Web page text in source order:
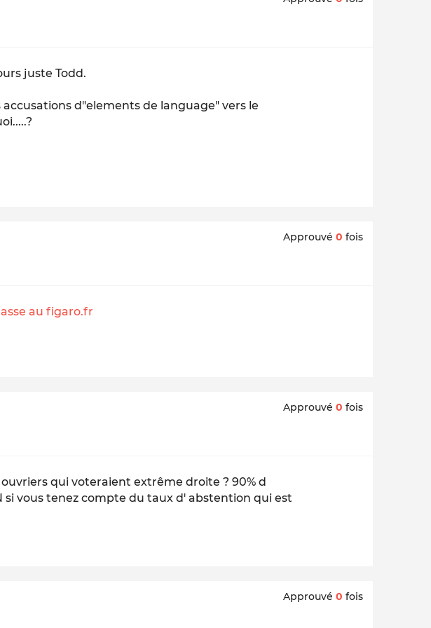
juste Todd.
accusations d"elements de language" vers le
Approuvé 0 fois
au figaro.fr
Approuvé 0 fois
qui voteraient extrême droite ? 90% d
si vous tenez compte du taux d' abstention qui est
Approuvé 0 fois